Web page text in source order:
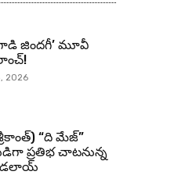
జింద‌గీ’ మూవీ
2026
“ది మేజ్”
ప్రతిభ చాటనున్న